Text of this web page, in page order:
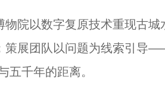
以数字复原技术重现古城
策展团队以问题为线索引导
五千年的距离。